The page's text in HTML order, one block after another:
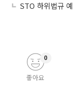
좋아요
0